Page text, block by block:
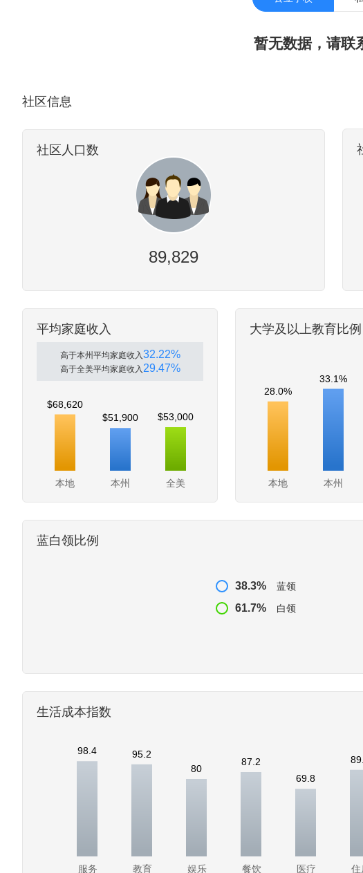
的内陆都市圈。达拉斯随着1870年
现大油田后，城市经济进一步增长
管汇集本市。炼油、石油化工、石
系统。达拉斯是数条重要州际高速公
暂无数据，请联
社区信息
社区人口数
89,829
平均家庭收入
高于本州平均家庭收入32.22%
高于全美平均家庭收入 29.47%
本地 本州 全美
$68,620
$51,900
$53,000
大学及以上教育比例
本地 本州
28.0%
33.1%
蓝白领比例
38.3% 蓝领
61.7% 白领
生活成本指数
服务 教育 娱乐 餐饮 医疗 住
98.4 95.2
80
87.2
69.8